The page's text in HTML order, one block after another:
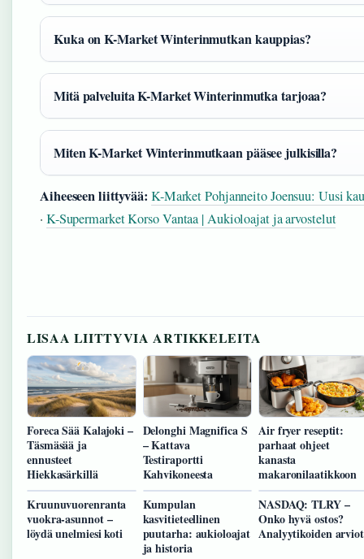
Kuka on K-Market Winterinmutkan kauppias?
Mitä palveluita K-Market Winterinmutka tarjoaa?
Miten K-Market Winterinmutkaan pääsee julkisilla?
Aiheeseen liittyvää: K-Market Pohjanneito Joensuu: Uusi
· K-Supermarket Korso Vantaa | Aukioloajat ja arvostelut
LISAA LIITTYVIA ARTIKKELEITA
Foreca Sää Kalajoki –
Täsmäsää ja
ennusteet
Hiekkasärkillä
Delonghi Magnifica S
– Kattava
Testiraportti
Kahvikoneesta
Air fryer reseptit:
parhaat ohjeet
kanasta
makaronilaatikkoon
Kruunuvuorenranta
vuokra-asunnot –
löydä unelmiesi koti
Kumpulan
kasvitieteellinen
puutarha: aukioloajat
ja historia
NASDAQ: TLRY –
Onko hyvä ostos?
Analyytikoiden arviot